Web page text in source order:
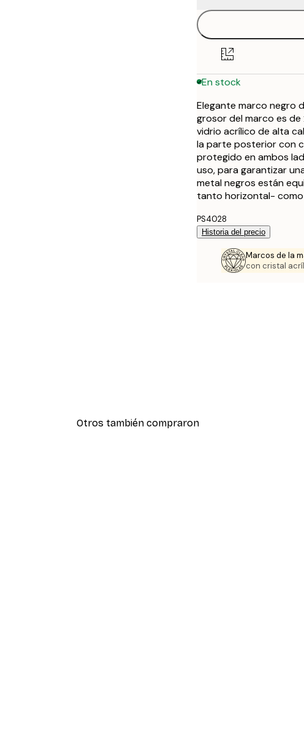
En stock
Elegante marco negro
grosor del marco es de
vidrio acrílico de alta
la parte posterior con
protegido en ambos
uso, para garantizar
metal negros están
tanto horizontal-
PS4028
Historia del precio
Marcos de la
con cristal
Otros también compraron